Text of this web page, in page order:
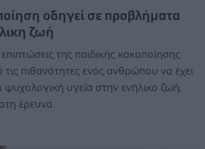
οδηγεί σε προβλήματα
ζωή
της παιδικής κακοποίησης
πιθανότητες ενός ανθρώπου να έχει
υγεία στην ενήλικο ζωή,
έρευνα.